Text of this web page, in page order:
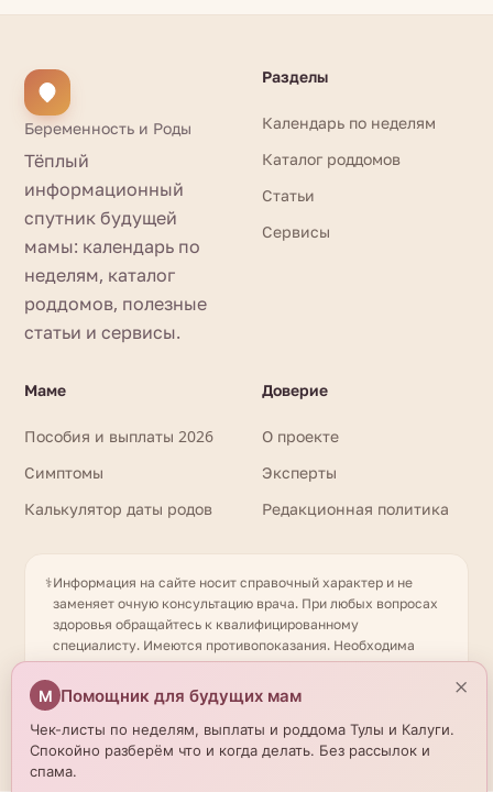
Беременность и Роды
Тёплый
информационный
спутник будущей
мамы: календарь по
неделям, каталог
роддомов, полезные
статьи и сервисы.
Разделы
Календарь по неделям
Каталог роддомов
Статьи
Сервисы
Маме
Пособия и выплаты 2026
Симптомы
Калькулятор даты родов
Доверие
О проекте
Эксперты
Редакционная политика
⚕️Информация на сайте носит справочный характер и не
заменяет очную консультацию врача. При любых вопросах
здоровья обращайтесь к квалифицированному
специалисту. Имеются противопоказания. Необходима
консультация специалиста. Данные о роддомах получены
из открытых источников и могут отличаться от актуальной
информации — уточняйте по телефону. © 2026
beremennostirody.ru
М Помощник для будущих мам
Чек-листы по неделям, выплаты и роддома Тулы и Калуги.
Спокойно разберём что и когда делать. Без рассылок и
спама.
×